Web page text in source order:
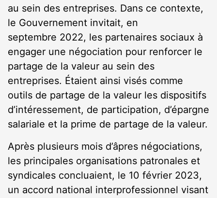
au sein des entreprises. Dans ce contexte,
le Gouvernement invitait, en
septembre 2022, les partenaires sociaux à
engager une négociation pour renforcer le
partage de la valeur au sein des
entreprises. Étaient ainsi visés comme
outils de partage de la valeur les dispositifs
d’intéressement, de participation, d’épargne
salariale et la prime de partage de la valeur.
Après plusieurs mois d’âpres négociations,
les principales organisations patronales et
syndicales concluaient, le 10 février 2023,
un accord national interprofessionnel visant